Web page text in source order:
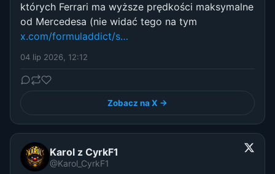
których Ferrari ma wyższe prędkości maksymalne
od Mercedesa (nie widać tego na tym
x.com/formuladdict/s…
04 lip 2026, 12:12
Zobacz na X →
Karol z CyrkF1
@Karol_CyrkF1